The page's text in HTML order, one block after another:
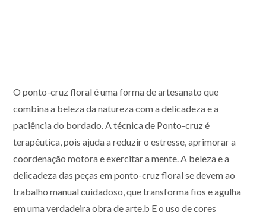
O ponto-cruz floral é uma forma de artesanato que
combina a beleza da natureza com a delicadeza e a
paciência do bordado. A técnica de Ponto-cruz é
terapêutica, pois ajuda a reduzir o estresse, aprimorar a
coordenação motora e exercitar a mente. A beleza e a
delicadeza das peças em ponto-cruz floral se devem ao
trabalho manual cuidadoso, que transforma fios e agulha
em uma verdadeira obra de arte.b E o uso de cores